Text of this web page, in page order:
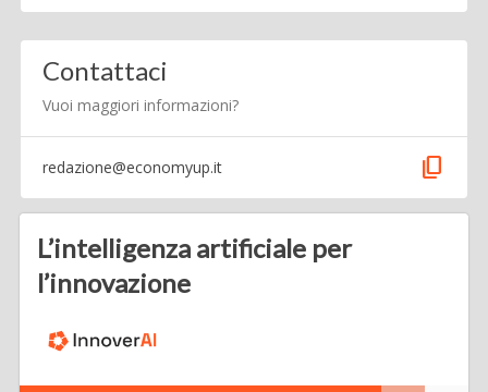
Contattaci
Vuoi maggiori informazioni?
redazione@economyup.it content_copy
L’intelligenza artificiale per
l’innovazione